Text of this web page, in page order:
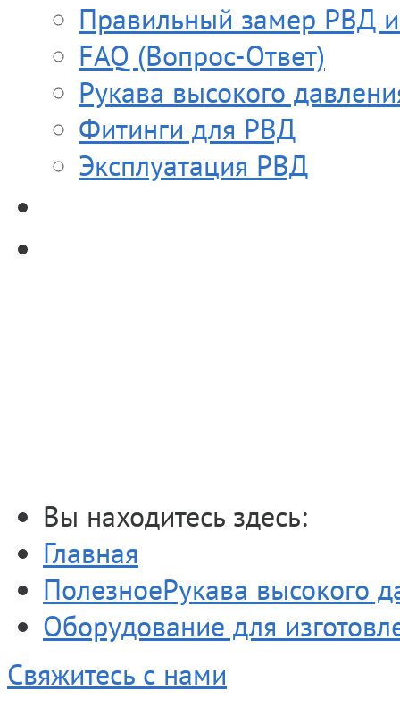
Правильный замер РВД и
FAQ (Вопрос-Ответ)
Рукава высокого
Фитинги для РВД
Эксплуатация РВД
Вы находитесь здесь:
Главная
ПолезноеРукава высокого
Оборудование для
Свяжитесь с нами